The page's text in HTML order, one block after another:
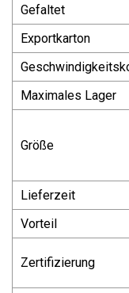
Gefaltet
Exportkarton
Maximales Lager
Größe
Lieferzeit
Vorteil
Zertifizierung